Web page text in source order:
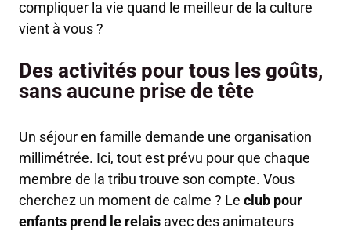
compliquer la vie quand le meilleur de la culture
vient à vous ?
Des activités pour tous les goûts,
sans aucune prise de tête
Un séjour en famille demande une organisation
millimétrée. Ici, tout est prévu pour que chaque
membre de la tribu trouve son compte. Vous
cherchez un moment de calme ? Le club pour
enfants prend le relais avec des animateurs